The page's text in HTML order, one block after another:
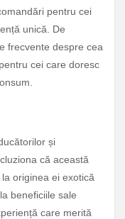
pentru cei
unică. De
frecvente despre cea
cei care doresc
și
că această
originea ei exotică
beneficiile sale
care merită